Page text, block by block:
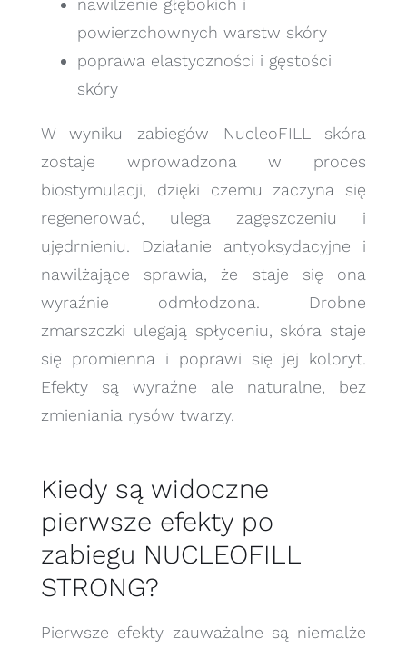
nawilżenie głębokich i
powierzchownych warstw skóry
poprawa elastyczności i gęstości
skóry
W wyniku zabiegów NucleoFILL skóra
zostaje wprowadzona w proces
biostymulacji, dzięki czemu zaczyna się
regenerować, ulega zagęszczeniu i
ujędrnieniu. Działanie antyoksydacyjne i
nawilżające sprawia, że staje się ona
wyraźnie odmłodzona. Drobne
zmarszczki ulegają spłyceniu, skóra staje
się promienna i poprawi się jej koloryt.
Efekty są wyraźne ale naturalne, bez
zmieniania rysów twarzy.
Kiedy są widoczne
pierwsze efekty po
zabiegu NUCLEOFILL
STRONG?
Pierwsze efekty zauważalne są niemalże